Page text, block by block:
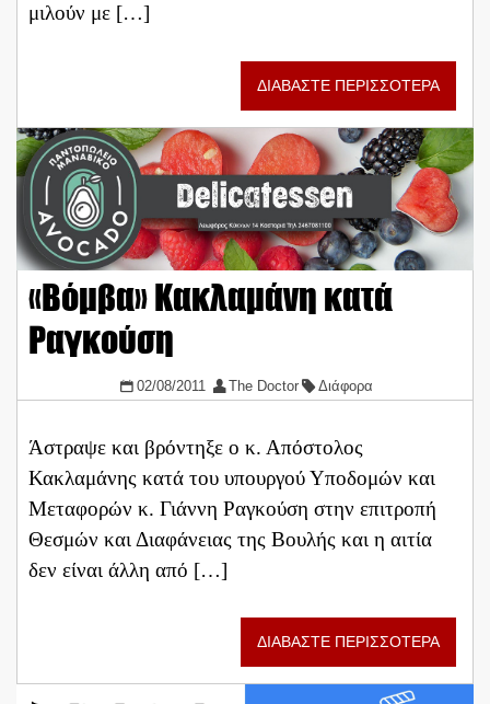
μιλούν με […]
ΔΙΑΒΑΣΤΕ ΠΕΡΙΣΣΟΤΕΡΑ
«Βόμβα» Κακλαμάνη κατά
Ραγκούση
02/08/2011 The Doctor Διάφορα
Άστραψε και βρόντηξε ο κ. Απόστολος
Κακλαμάνης κατά του υπουργού Υποδομών και
Μεταφορών κ. Γιάννη Ραγκούση στην επιτροπή
Θεσμών και Διαφάνειας της Βουλής και η αιτία
δεν είναι άλλη από […]
ΔΙΑΒΑΣΤΕ ΠΕΡΙΣΣΟΤΕΡΑ